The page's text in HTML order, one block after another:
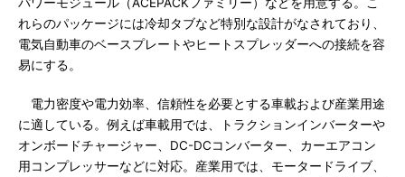
れらのパッケージには冷却タブなど特別な設計がなされており、
電気自動車のベースプレートやヒートスプレッダーへの接続を容
易にする。
電力密度や電力効率、信頼性を必要とする車載および産業用途
に適している。例えば車載用では、トラクションインバーターや
オンボードチャージャー、DC-DCコンバーター、カーエアコン
用コンプレッサーなどに対応。産業用では、モータードライブ、